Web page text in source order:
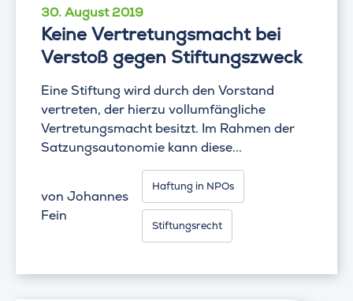
30. August 2019
Keine Vertretungsmacht bei
Verstoß gegen Stiftungszweck
Eine Stiftung wird durch den Vorstand
vertreten, der hierzu vollumfängliche
Vertretungsmacht besitzt. Im Rahmen der
Satzungsautonomie kann diese...
von Johannes
Fein
Haftung in NPOs
Stiftungsrecht